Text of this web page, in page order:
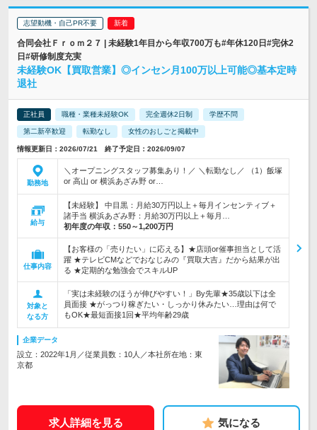
志望動機・自己PR不要
合同会社Ｆｒｏｍ２７ | 未経験1年目から年収700万も#年休120日#完休2
日#研修制度充実
未経験OK【買取営業】◎インセン月100万以上可能◎基本定時
退社
正社員 職種・業種未経験OK 完全週休2日制 学歴不問
第二新卒歓迎 転勤なし 女性のおしごと掲載中
情報更新日：2026/07/21 終了予定日：2026/09/07
勤務地
＼オープニングスタッフ募集あり！／ ＼転勤なし／ （1）飯塚
or 高山 or 横浜あざみ野 or…
給与
【未経験】 中目黒：月給30万円以上＋毎月インセンティブ＋
諸手当 横浜あざみ野：月給30万円以上＋毎月…
初年度の年収： 550～1,200万円
仕事内容
【お客様の「売りたい」に応える】★店頭or催事担当として活
躍 ★テレビCMなどでおなじみの『買取大吉』だから結果が出
る ★定期的な勉強会でスキルUP
対象と
なる方
「実は未経験のほうが伸びやすい！」By先輩★35歳以下は全
員面接 ★がっつり稼ぎたい・しっかり休みたい…理由は何で
もOK★最短面接1回★平均年齢29歳
企業データ
設立：2022年1月／従業員数：10人／本社所在地：東
京都
求人詳細を見る 気になる